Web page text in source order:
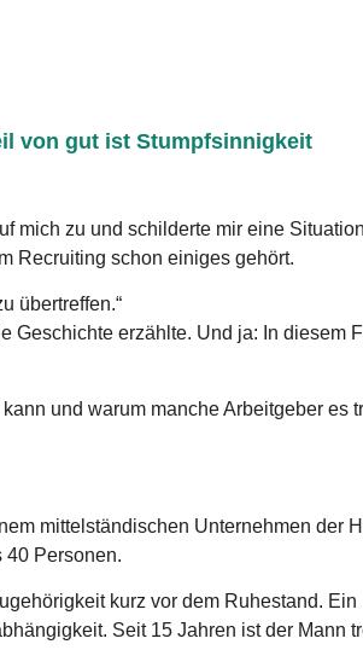
von gut ist Stumpfsinnigkeit
mich zu und schilderte mir eine
Recruiting schon einiges gehört.
übertreffen.“
Geschichte erzählte. Und ja: In diesem
und warum manche Arbeitgeber es
mittelständischen Unternehmen der
40 Personen.
kurz vor dem Ruhestand.
Seit 15 Jahren ist der Mann